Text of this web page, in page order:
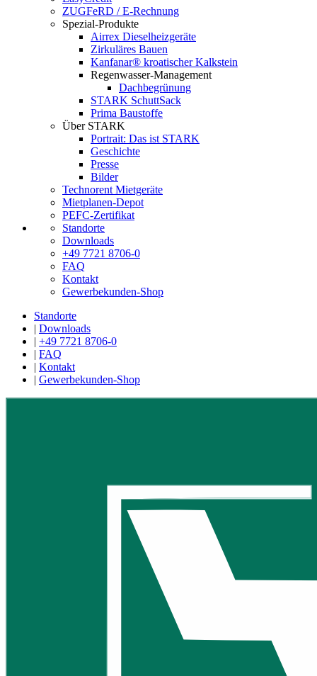
ZUGFeRD / E-Rechnung
Spezial-Produkte
Airrex Dieselheizgeräte
Zirkuläres Bauen
Kanfanar® kroatischer Kalkstein
Regenwasser-Management
Dachbegrünung
STARK SchuttSack
Prima Baustoffe
Über STARK
Portrait: Das ist STARK
Geschichte
Presse
Bilder
Technorent Mietgeräte
Mietplanen-Depot
PEFC-Zertifikat
Standorte
Downloads
+49 7721 8706-0
FAQ
Kontakt
Gewerbekunden-Shop
Standorte
| Downloads
| +49 7721 8706-0
| FAQ
| Kontakt
| Gewerbekunden-Shop